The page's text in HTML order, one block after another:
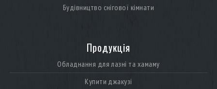
Будівництво снігової кімнати
Продукція
Обладнання для лазні та хамаму
Купити джакузі